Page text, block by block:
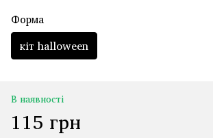
Форма
кіт halloween
В наявності
115 грн